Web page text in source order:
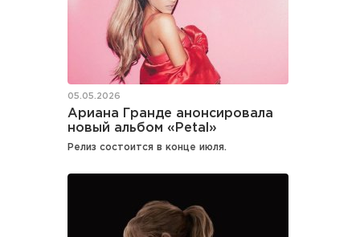
05.05.2026
Ариана Гранде анонсировала
новый альбом «Petal»
Релиз состоится в конце июля.